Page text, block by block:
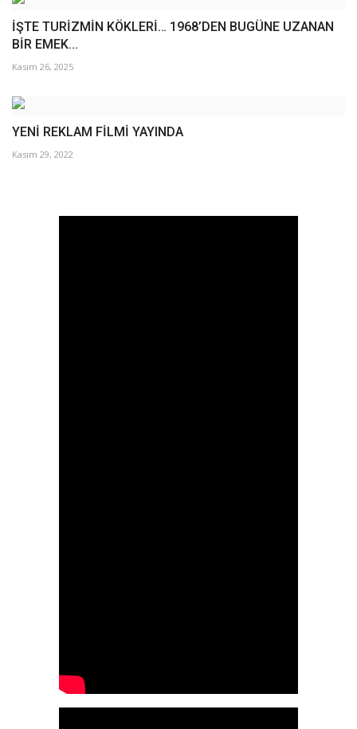
İŞTE TURİZMİN KÖKLERİ… 1968’DEN BUGÜNE UZANAN
BİR EMEK...
Kasım 26, 2025
YENİ REKLAM FİLMİ YAYINDA
Kasım 29, 2022